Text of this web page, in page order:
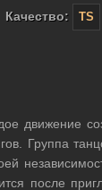
Качество:
TS
движение
Группа
после